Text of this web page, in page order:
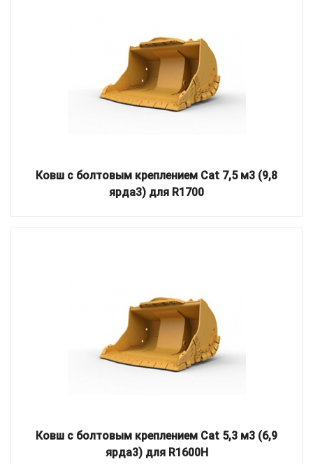
Ковш с болтовым креплением Cat 7,5 м3 (9,8
ярда3) для R1700
Ковш с болтовым креплением Cat 5,3 м3 (6,9
ярда3) для R1600H